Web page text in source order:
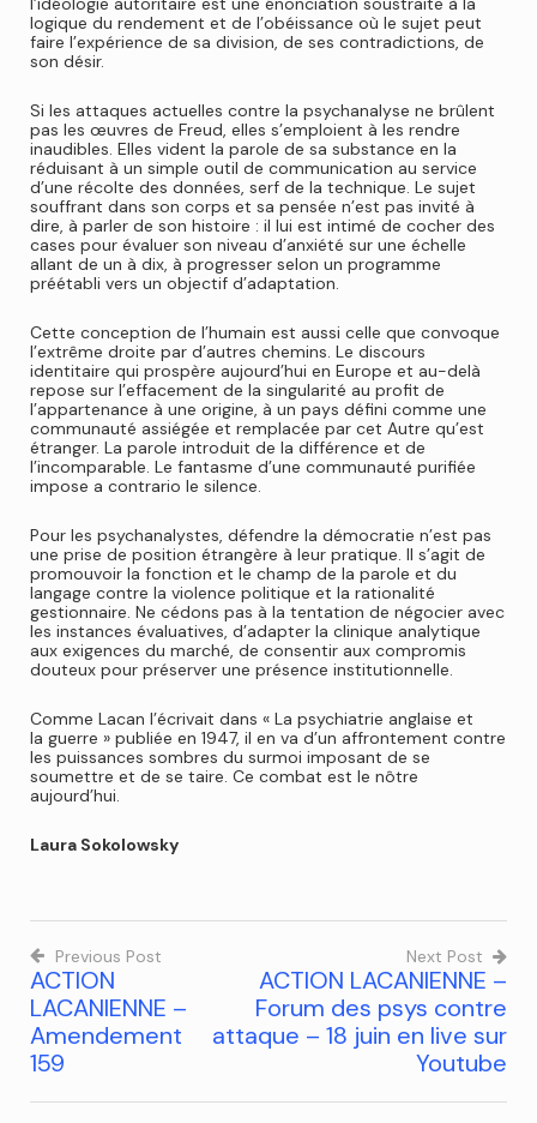
logique du rendement et de l’obéissance où le sujet peut
faire l’expérience de sa division, de ses contradictions, de
son désir.
Si les attaques actuelles contre la psychanalyse ne brûlent
pas les œuvres de Freud, elles s’emploient à les rendre
inaudibles. Elles vident la parole de sa substance en la
réduisant à un simple outil de communication au service
d’une récolte des données, serf de la technique. Le sujet
souffrant dans son corps et sa pensée n’est pas invité à
dire, à parler de son histoire : il lui est intimé de cocher des
cases pour évaluer son niveau d’anxiété sur une échelle
allant de un à dix, à progresser selon un programme
préétabli vers un objectif d’adaptation.
Cette conception de l’humain est aussi celle que convoque
l’extrême droite par d’autres chemins. Le discours
identitaire qui prospère aujourd’hui en Europe et au-delà
repose sur l’effacement de la singularité au profit de
l’appartenance à une origine, à un pays défini comme une
communauté assiégée et remplacée par cet Autre qu’est
étranger. La parole introduit de la différence et de
l’incomparable. Le fantasme d’une communauté purifiée
impose a contrario le silence.
Pour les psychanalystes, défendre la démocratie n’est pas
une prise de position étrangère à leur pratique. Il s’agit de
promouvoir la fonction et le champ de la parole et du
langage contre la violence politique et la rationalité
gestionnaire. Ne cédons pas à la tentation de négocier avec
les instances évaluatives, d’adapter la clinique analytique
aux exigences du marché, de consentir aux compromis
douteux pour préserver une présence institutionnelle.
Comme Lacan l’écrivait dans « La psychiatrie anglaise et
la guerre » publiée en 1947, il en va d’un affrontement contre
les puissances sombres du surmoi imposant de se
soumettre et de se taire. Ce combat est le nôtre
aujourd’hui.
Laura Sokolowsky
Previous Post
ACTION
LACANIENNE –
Amendement
159
Next Post
ACTION LACANIENNE –
Forum des psys contre
attaque – 18 juin en live sur
Youtube